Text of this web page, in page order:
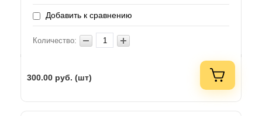
Добавить к сравнению
Количество:
300.00 руб. (шт)